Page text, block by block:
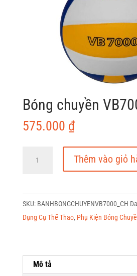
Bóng chuyền
575.000 ₫
số
lượng
Thêm vào giỏ
SKU: BANHBONGCHUYENVB7000_CH
Dụng Cụ Thể Thao, Phụ Kiện Bóng
Mô tả